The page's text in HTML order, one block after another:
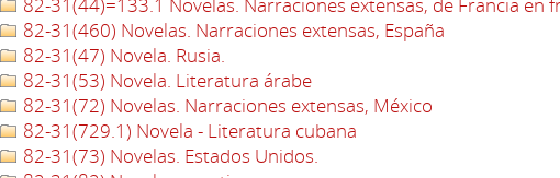
82-31(460) Novelas. Narraciones extensas, España
82-31(47) Novela. Rusia.
82-31(53) Novela. Literatura árabe
82-31(72) Novelas. Narraciones extensas, México
82-31(729.1) Novela - Literatura cubana
82-31(73) Novelas. Estados Unidos.